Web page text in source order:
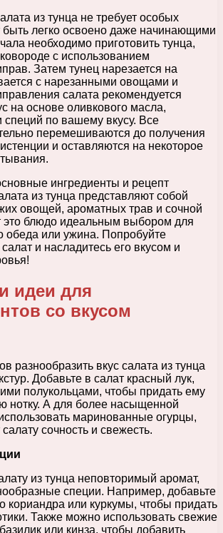
из тунца не требует особых
легко освоено даже начинающими
необходимо приготовить тунца,
с использованием
Затем тунец нарезается на
с нарезанными овощами и
салата рекомендуется
на основе оливкового масла,
специй по вашему вкусу. Все
перемешиваются до получения
и оставляются на некоторое
ингредиенты и рецепт
из тунца представляют собой
овощей, ароматных трав и сочной
это блюдо идеальным выбором для
обеда или ужина. Попробуйте
салат и насладитесь его вкусом и
идеи для
со вкусом
разнообразить вкус салата из тунца
Добавьте в салат красный лук,
полукольцами, чтобы придать ему
нотку. А для более насыщенной
маринованные огурцы,
сочность и свежесть.
из тунца неповторимый аромат,
специи. Например, добавьте
кориандра или куркумы, чтобы придать
Также можно использовать свежие
или кинза, чтобы добавить